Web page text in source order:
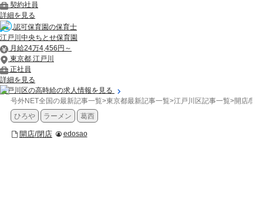
契約社員
詳細を見る
認可保育園の保育士
江戸川中央ちとせ保育園
月給24万4,456円～
東京都 江戸川
正社員
詳細を見る
江戸川区の高時給の求人情報を見る
号外NET全国の最新記事一覧>東京都最新記事一覧>江戸川区記事一覧>開店/閉
ひろや
ラーメン 葛西
開店/閉店 edosao